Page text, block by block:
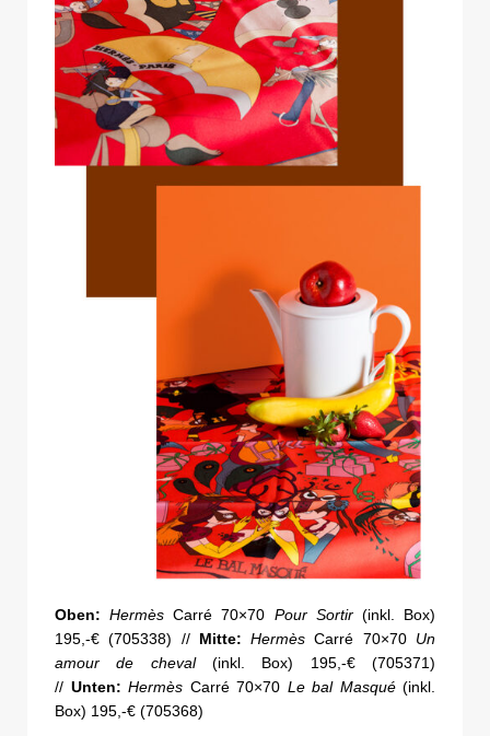
Oben: Hermès Carré 70×70 Pour Sortir(inkl. Box)
195,-€ (705338) // Mitte: Hermès Carré 70×70 Un
amour de cheval(inkl. Box) 195,-€ (705371)
// Unten: Hermès Carré 70×70 Le bal Masqué(inkl.
Box) 195,-€ (705368)